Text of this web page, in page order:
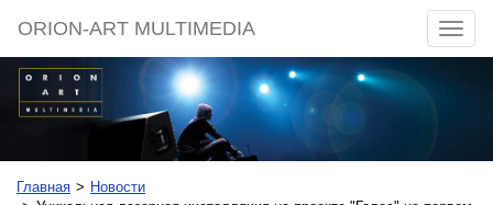
меню
ORION-ART MULTIMEDIA
Главная
Новости